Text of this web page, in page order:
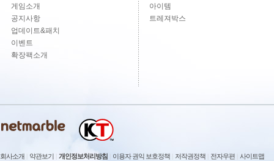
게임소개
공지사항
업데이트&패치
이벤트
확장팩소개
아이템
트레져박스
회사소개 약관보기 개인정보처리방침 이용자 권익 보호정책 저작권정책 전자우편 사이트맵